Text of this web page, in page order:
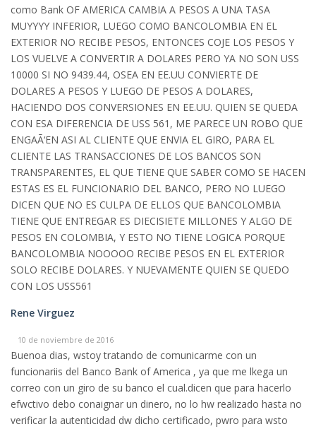
como Bank OF AMERICA CAMBIA A PESOS A UNA TASA
MUYYYY INFERIOR, LUEGO COMO BANCOLOMBIA EN EL
EXTERIOR NO RECIBE PESOS, ENTONCES COJE LOS PESOS Y
LOS VUELVE A CONVERTIR A DOLARES PERO YA NO SON USS
10000 SI NO 9439.44, OSEA EN EE.UU CONVIERTE DE
DOLARES A PESOS Y LUEGO DE PESOS A DOLARES,
HACIENDO DOS CONVERSIONES EN EE.UU. QUIEN SE QUEDA
CON ESA DIFERENCIA DE USS 561, ME PARECE UN ROBO QUE
ENGAÃ‘EN ASI AL CLIENTE QUE ENVIA EL GIRO, PARA EL
CLIENTE LAS TRANSACCIONES DE LOS BANCOS SON
TRANSPARENTES, EL QUE TIENE QUE SABER COMO SE HACEN
ESTAS ES EL FUNCIONARIO DEL BANCO, PERO NO LUEGO
DICEN QUE NO ES CULPA DE ELLOS QUE BANCOLOMBIA
TIENE QUE ENTREGAR ES DIECISIETE MILLONES Y ALGO DE
PESOS EN COLOMBIA, Y ESTO NO TIENE LOGICA PORQUE
BANCOLOMBIA NOOOOO RECIBE PESOS EN EL EXTERIOR
SOLO RECIBE DOLARES. Y NUEVAMENTE QUIEN SE QUEDO
CON LOS USS561
Rene Virguez
10 de noviembre de 2016
Buenoa dias, wstoy tratando de comunicarme con un
funcionariis del Banco Bank of America , ya que me lkega un
correo con un giro de su banco el cual.dicen que para hacerlo
efwctivo debo conaignar un dinero, no lo hw realizado hasta no
verificar la autenticidad dw dicho certificado, pwro para wsto